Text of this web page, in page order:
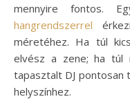
mennyire fontos.
hangrendszerrel
méretéhez. Ha túl
elvész a zene; ha túl
tapasztalt DJ pontosan
helyszínhez.